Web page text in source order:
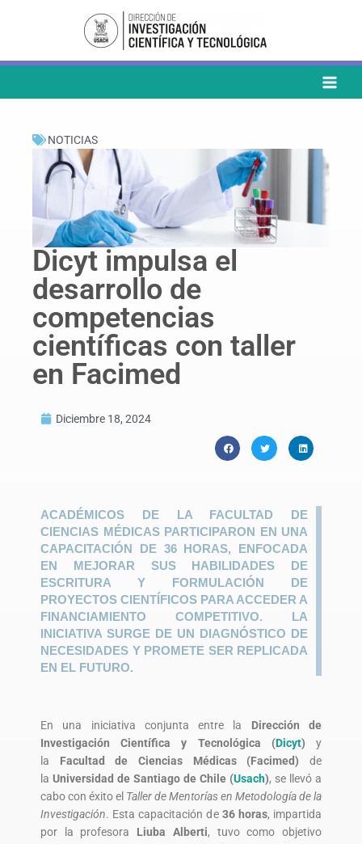
NOTICIAS
Dicyt impulsa el
desarrollo de
competencias
científicas con taller
en Facimed
Diciembre 18, 2024
ACADÉMICOS DE LA FACULTAD DE
CIENCIAS MÉDICAS PARTICIPARON EN UNA
CAPACITACIÓN DE 36 HORAS, ENFOCADA
EN MEJORAR SUS HABILIDADES DE
ESCRITURA Y FORMULACIÓN DE
PROYECTOS CIENTÍFICOS PARA ACCEDER A
FINANCIAMIENTO COMPETITIVO. LA
INICIATIVA SURGE DE UN DIAGNÓSTICO DE
NECESIDADES Y PROMETE SER REPLICADA
EN EL FUTURO.
En una iniciativa conjunta entre la Dirección de
Investigación Científica y Tecnológica (Dicyt) y
la Facultad de Ciencias Médicas (Facimed) de
la Universidad de Santiago de Chile (Usach), se llevó a
cabo con éxito el Taller de Mentorías en Metodología de la
Investigación. Esta capacitación de 36 horas, impartida
por la profesora Liuba Alberti, tuvo como objetivo